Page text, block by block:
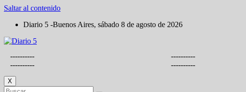
Saltar al contenido
Diario 5 -Buenos Aires, sábado 8 de agosto de 2026
----------
----------
----------
----------
X